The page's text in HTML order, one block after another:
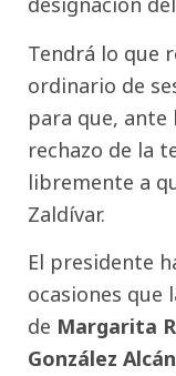
Tendrá lo que
ordinario de
para que, ante
rechazo de la
libremente a
Zaldívar.
El presidente
ocasiones que
de Margarita
González